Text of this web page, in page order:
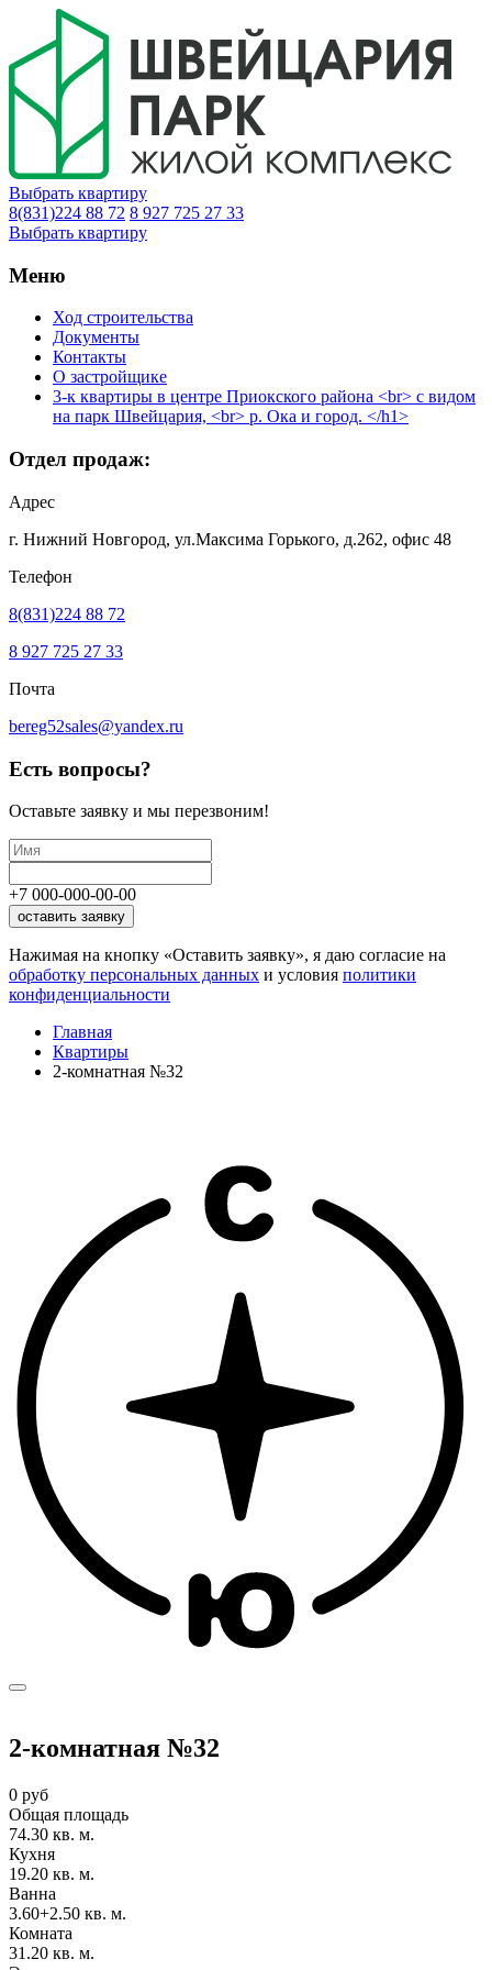
Выбрать квартиру
8(831)224 88 72 8 927 725 27 33
Выбрать квартиру
Меню
Ход строительства
Документы
Контакты
О застройщике
3-к квартиры в центре Приокского района <br> с видом
на парк Швейцария, <br> р. Ока и город. </h1>
Отдел продаж:
Адрес
г. Нижний Новгород, ул.Максима Горького, д.262, офис 48
Телефон
8(831)224 88 72
8 927 725 27 33
Почта
bereg52sales@yandex.ru
Есть вопросы?
Оставьте заявку и мы перезвоним!
+7 000-000-00-00
оставить заявку
Нажимая на кнопку «Оставить заявку», я даю согласие на
обработку персональных данных и условия политики
конфиденциальности
Главная
Квартиры
2-комнатная №32
2-комнатная №32
0 руб
Общая площадь
74.30 кв. м.
Кухня
19.20 кв. м.
Ванна
3.60+2.50 кв. м.
Комната
31.20 кв. м.